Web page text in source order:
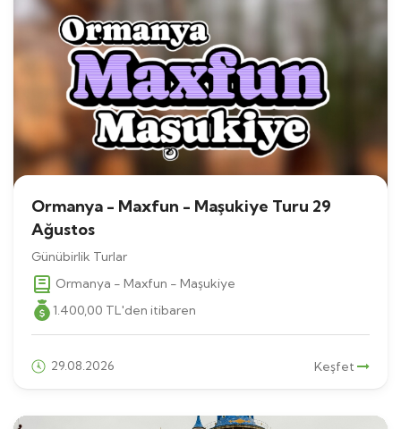
Ormanya - Maxfun - Maşukiye Turu 29
Ağustos
Günübirlik Turlar
Ormanya - Maxfun - Maşukiye
1.400,00 TL'den itibaren
29.08.2026 Keşfet